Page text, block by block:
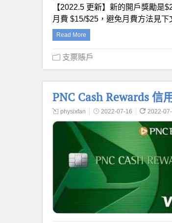
【2022.5 更新】新的開戶獎勵是
月費 $15/$25，避免月費方法見
Read More
支票賬戶
PNC Cash Rewards 信
physixfan 2022-07-16 2022-